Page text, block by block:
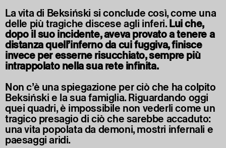
La vita di Beksiński si conclude così, come una
delle più tragiche discese agli inferi.Lui che,
dopo il suo incidente, aveva provato a tenere a
distanza quell’inferno da cui fuggiva, finisce
invece per esserne risucchiato, sempre più
intrappolato nella sua rete infinita.
Non c’è una spiegazione per ciò che ha colpito
Beksiński e la sua famiglia. Riguardando oggi
quei quadri, è impossibile non vederli come un
tragico presagio di ciò che sarebbe accaduto:
una vita popolata da demoni, mostri infernali e
paesaggi aridi.